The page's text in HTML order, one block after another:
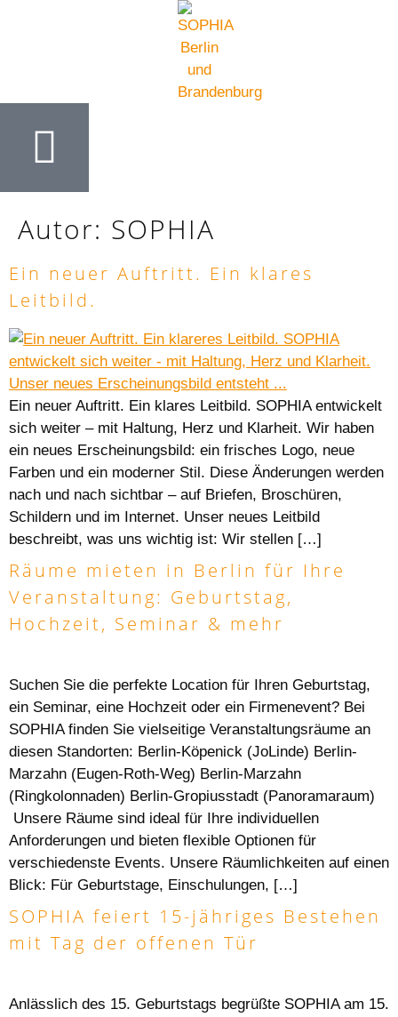
Autor: SOPHIA
Ein neuer Auftritt. Ein klares
Leitbild.
Ein neuer Auftritt. Ein klares Leitbild. SOPHIA entwickelt
sich weiter – mit Haltung, Herz und Klarheit. Wir haben
ein neues Erscheinungsbild: ein frisches Logo, neue
Farben und ein moderner Stil. Diese Änderungen werden
nach und nach sichtbar – auf Briefen, Broschüren,
Schildern und im Internet. Unser neues Leitbild
beschreibt, was uns wichtig ist: Wir stellen […]
Räume mieten in Berlin für Ihre
Veranstaltung: Geburtstag,
Hochzeit, Seminar & mehr
Suchen Sie die perfekte Location für Ihren Geburtstag,
ein Seminar, eine Hochzeit oder ein Firmenevent? Bei
SOPHIA finden Sie vielseitige Veranstaltungsräume an
diesen Standorten: Berlin-Köpenick (JoLinde) Berlin-
Marzahn (Eugen-Roth-Weg) Berlin-Marzahn
(Ringkolonnaden) Berlin-Gropiusstadt (Panoramaraum)
Unsere Räume sind ideal für Ihre individuellen
Anforderungen und bieten flexible Optionen für
verschiedenste Events. Unsere Räumlichkeiten auf einen
Blick: Für Geburtstage, Einschulungen, […]
SOPHIA feiert 15-jähriges Bestehen
mit Tag der offenen Tür
Anlässlich des 15. Geburtstags begrüßte SOPHIA am 15.